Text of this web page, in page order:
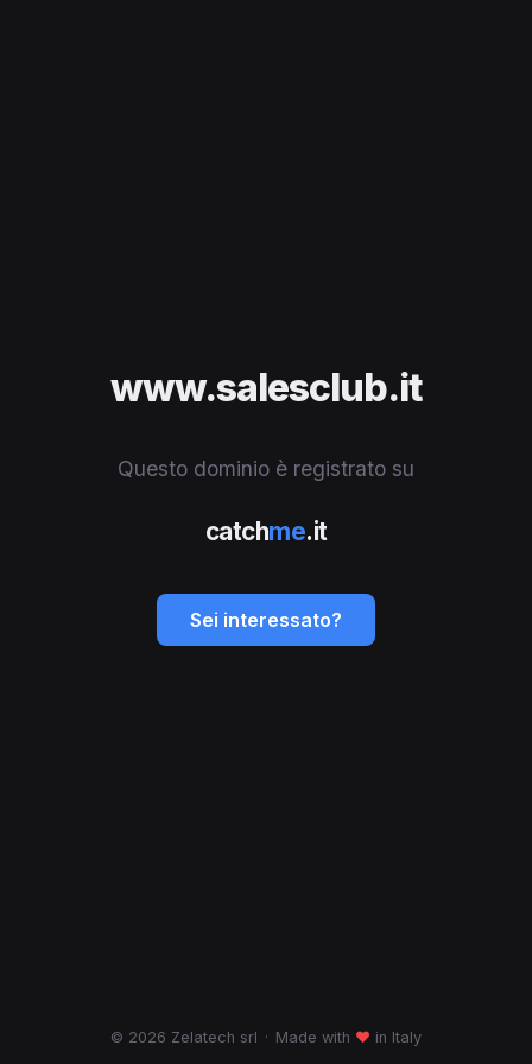
www.salesclub.it
Questo dominio è registrato su
catchme.it
Sei interessato?
© 2026 Zelatech srl · Made with ♥ in Italy